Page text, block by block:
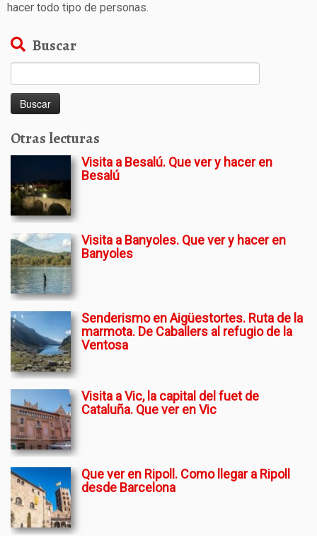
hacer todo tipo de personas.
Buscar
Otras lecturas
Visita a Besalú. Que ver y hacer en
Besalú
Visita a Banyoles. Que ver y hacer en
Banyoles
Senderismo en Aigüestortes. Ruta de la
marmota. De Caballers al refugio de la
Ventosa
Visita a Vic, la capital del fuet de
Cataluña. Que ver en Vic
Que ver en Ripoll. Como llegar a Ripoll
desde Barcelona